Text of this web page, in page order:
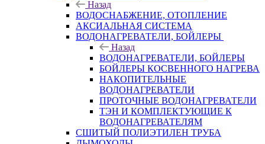
Назад
ВОДОСНАБЖЕНИЕ, ОТОПЛЕНИЕ
АКСИАЛЬНАЯ СИСТЕМА
ВОДОНАГРЕВАТЕЛИ, БОЙЛЕРЫ
Назад
ВОДОНАГРЕВАТЕЛИ, БОЙЛЕРЫ
БОЙЛЕРЫ КОСВЕННОГО НАГРЕВА
НАКОПИТЕЛЬНЫЕ
ВОДОНАГРЕВАТЕЛИ
ПРОТОЧНЫЕ ВОДОНАГРЕВАТЕЛИ
ТЭН И КОМПЛЕКТУЮЩИЕ К
ВОДОНАГРЕВАТЕЛЯМ
СШИТЫЙ ПОЛИЭТИЛЕН ТРУБА